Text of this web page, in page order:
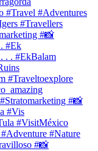
#Ek
#Vis